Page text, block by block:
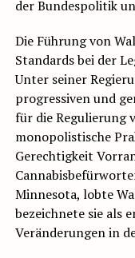
der Bundespolitik
Die Führung von
Standards bei der
Unter seiner
progressiven und
für die Regulierung
monopolistische
Gerechtigkeit
Minnesota, lobte
bezeichnete sie als
Veränderungen in